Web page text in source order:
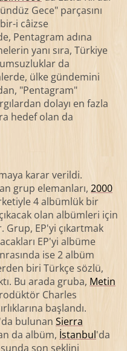
Gece" parçasını
i câizse
Pentagram adına
yanı sıra, Türkiye
da
ülke gündemini
"Pentagram"
dolayı en fazla
hedef olan da
karar verildi.
grup elemanları, 2000
4 albümlük bir
olan albümleri için
Grup, EP'yi çıkartmak
EP'yi albüme
ise 2 albüm
biri Türkçe sözlü,
Bu arada gruba, Metin
Charles
başlandı.
'da bulunan Sierra
da albüm, İstanbul'da
son şeklini